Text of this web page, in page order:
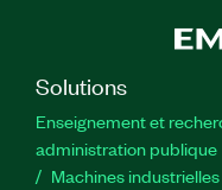
Solutions
Enseignement et
administration publique
Machines industrielles